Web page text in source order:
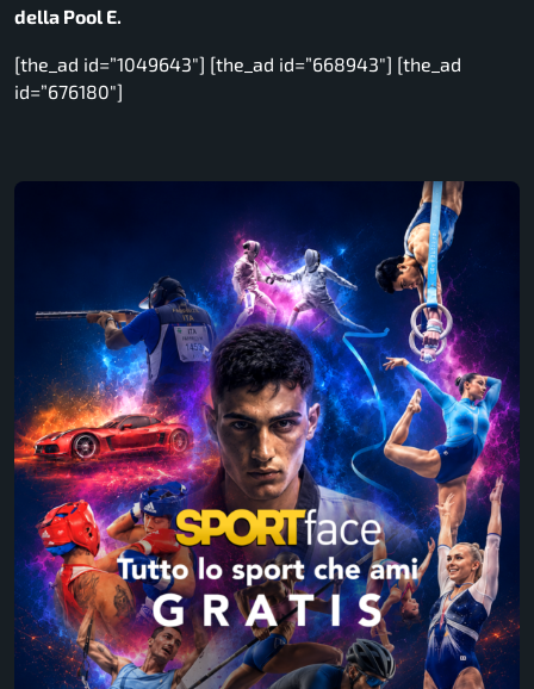
della Pool E.
[the_ad id=”1049643″] [the_ad id=”668943″] [the_ad
id=”676180″]